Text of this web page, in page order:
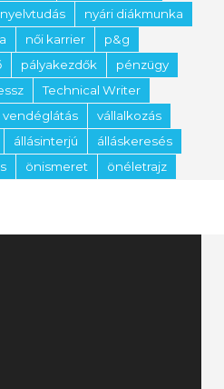
nyelvtudás
nyári diákmunka
női karrier
p&g
pályakezdők
pénzügy
Technical Writer
vendéglátás
vállalkozás
állásinterjú
álláskeresés
önismeret önéletrajz